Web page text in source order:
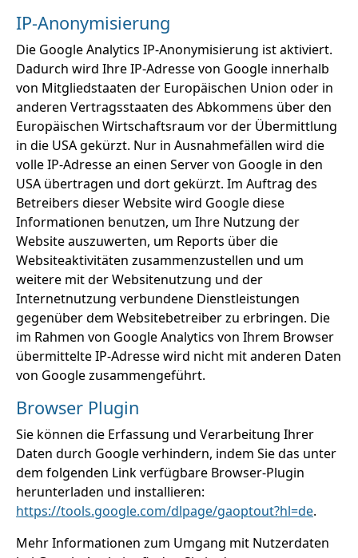
IP-Anonymisierung
Die Google Analytics IP-Anonymisierung ist aktiviert.
Dadurch wird Ihre IP-Adresse von Google innerhalb
von Mitgliedstaaten der Europäischen Union oder in
anderen Vertragsstaaten des Abkommens über den
Europäischen Wirtschaftsraum vor der Übermittlung
in die USA gekürzt. Nur in Ausnahmefällen wird die
volle IP-Adresse an einen Server von Google in den
USA übertragen und dort gekürzt. Im Auftrag des
Betreibers dieser Website wird Google diese
Informationen benutzen, um Ihre Nutzung der
Website auszuwerten, um Reports über die
Websiteaktivitäten zusammenzustellen und um
weitere mit der Websitenutzung und der
Internetnutzung verbundene Dienstleistungen
gegenüber dem Websitebetreiber zu erbringen. Die
im Rahmen von Google Analytics von Ihrem Browser
übermittelte IP-Adresse wird nicht mit anderen Daten
von Google zusammengeführt.
Browser Plugin
Sie können die Erfassung und Verarbeitung Ihrer
Daten durch Google verhindern, indem Sie das unter
dem folgenden Link verfügbare Browser-Plugin
herunterladen und installieren:
https://tools.google.com/dlpage/gaoptout?hl=de.
Mehr Informationen zum Umgang mit Nutzerdaten